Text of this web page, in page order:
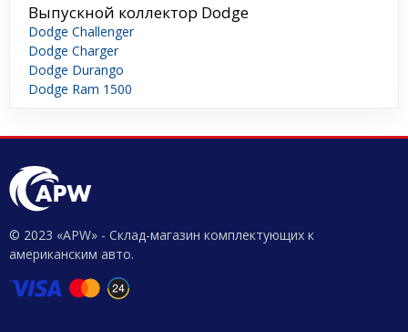
Выпускной коллектор Dodge
Dodge Challenger
Dodge Charger
Dodge Durango
Dodge Ram 1500
© 2023 «APW» - Склад-магазин комплектующих к
американским авто.